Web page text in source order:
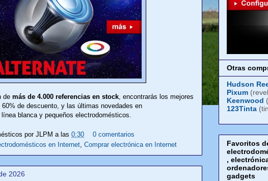
de más de 4.000 referencias en stock , encontrarás los mejores
de descuento, y las últimas novedades en
blanca y pequeños electrodomésticos.
por JLPM a las 0:30
0 comentarios
en Internet, Comprar electrónica en Internet
2026
Otras
Hudson
Pixum
Keenwood
123Tinta
Favoritos
,
gadgets